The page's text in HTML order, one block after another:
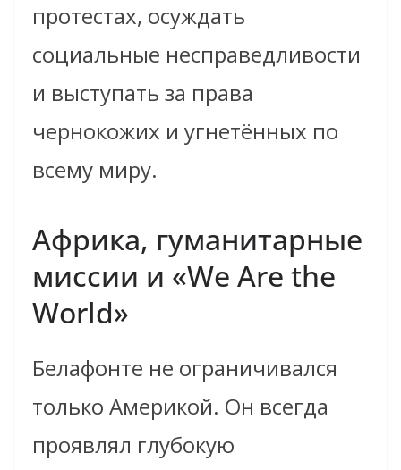
протестах, осуждать
социальные несправедливости
и выступать за права
чернокожих и угнетённых по
всему миру.
Африка, гуманитарные
миссии и «We Are the
World»
Белафонте не ограничивался
только Америкой. Он всегда
проявлял глубокую